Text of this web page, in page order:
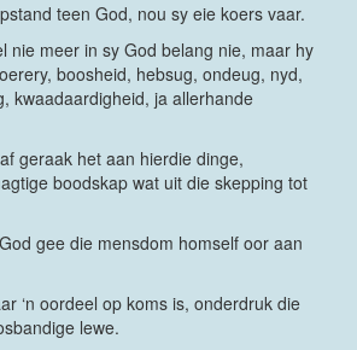
teen God, nou sy eie koers vaar.
nie meer in sy God belang nie, maar hy
boosheid, hebsug, ondeug, nyd,
kwaadaardigheid, ja allerhande
geraak het aan hierdie dinge,
boodskap wat uit die skepping tot
gee die mensdom homself oor aan
‘n oordeel op koms is, onderdruk die
lewe.